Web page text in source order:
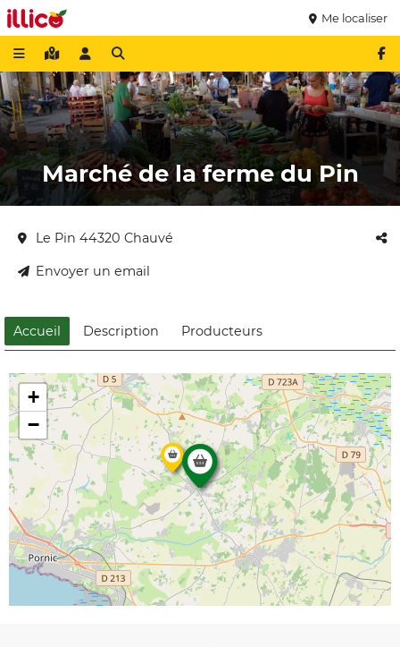
Me localiser
Marché de la ferme du Pin
Le Pin 44320 Chauvé
Envoyer un email
Accueil Description Producteurs
+
−